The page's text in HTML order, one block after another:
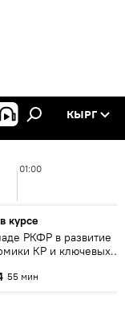
КЫРГ
01:00
курсе
РКФР в развитие
КР и ключевых
55 мин